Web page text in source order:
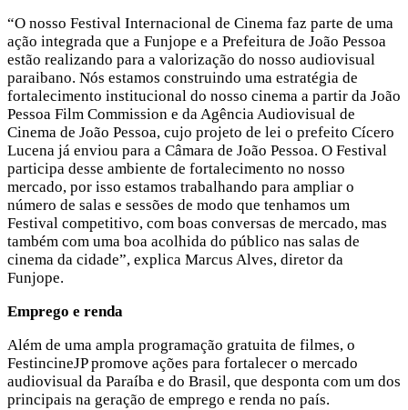
“O nosso Festival Internacional de Cinema faz parte de uma
ação integrada que a Funjope e a Prefeitura de João Pessoa
estão realizando para a valorização do nosso audiovisual
paraibano. Nós estamos construindo uma estratégia de
fortalecimento institucional do nosso cinema a partir da João
Pessoa Film Commission e da Agência Audiovisual de
Cinema de João Pessoa, cujo projeto de lei o prefeito Cícero
Lucena já enviou para a Câmara de João Pessoa. O Festival
participa desse ambiente de fortalecimento no nosso
mercado, por isso estamos trabalhando para ampliar o
número de salas e sessões de modo que tenhamos um
Festival competitivo, com boas conversas de mercado, mas
também com uma boa acolhida do público nas salas de
cinema da cidade”, explica Marcus Alves, diretor da
Funjope.
Emprego e renda
Além de uma ampla programação gratuita de filmes, o
FestincineJP promove ações para fortalecer o mercado
audiovisual da Paraíba e do Brasil, que desponta com um dos
principais na geração de emprego e renda no país.